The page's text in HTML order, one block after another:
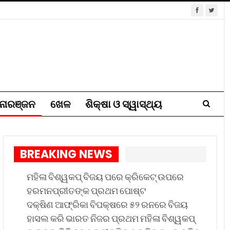
ଖେଳ
ଶିକ୍ଷା ଓ ସ୍ୱାସ୍ଥ୍ୟ
BREAKING NEWS
ମହିଳା ବିଶ୍ୱକପ୍ ବିଜୟ ପରେ କ୍ରିକେଟ୍ ଉପରେ
ହରମନପ୍ରୀତଙ୍କ ପ୍ରଥମ ପୋଷ୍ଟ
ଦକ୍ଷିଣ ଆଫ୍ରିକା ବିପକ୍ଷରେ ୫୨ ରନରେ ବିଜୟ
ହାସଲ କରି ଭାରତ ନିଜର ପ୍ରଥମ ମହିଳା ବିଶ୍ୱକପ୍